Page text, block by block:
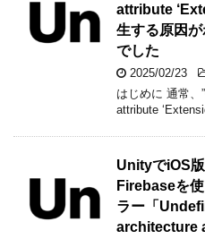
attribute
生する原因
でした
2025/02/23
はじめに 通常、
attribute
UnityでiOS版
Firebaseを
ラー「
architecture